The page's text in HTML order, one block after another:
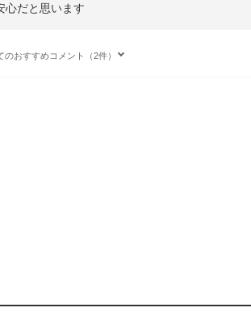
心だと思います
のおすすめコメント（2件）